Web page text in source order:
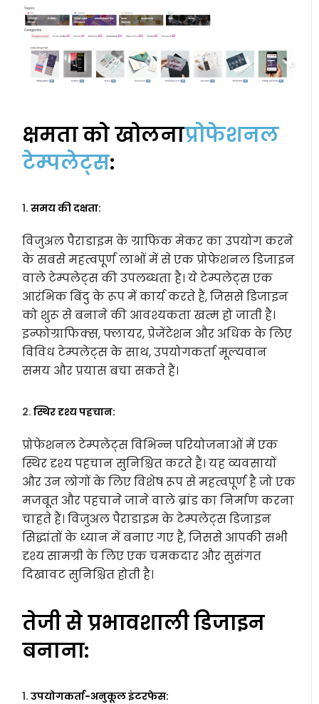
क्षमता को खोलनाप्रोफेशनल
टेम्पलेट्स:
1.समय की दक्षता:
विजुअल पैराडाइम के ग्राफिक मेकर का उपयोग करने
के सबसे महत्वपूर्ण लाभों में से एक प्रोफेशनल डिजाइन
वाले टेम्पलेट्स की उपलब्धता है। ये टेम्पलेट्स एक
आरंभिक बिंदु के रूप में कार्य करते हैं, जिससे डिजाइन
को शुरू से बनाने की आवश्यकता खत्म हो जाती है।
इन्फोग्राफिक्स, फ्लायर, प्रेजेंटेशन और अधिक के लिए
विविध टेम्पलेट्स के साथ, उपयोगकर्ता मूल्यवान
समय और प्रयास बचा सकते हैं।
2.स्थिर दृश्य पहचान:
प्रोफेशनल टेम्पलेट्स विभिन्न परियोजनाओं में एक
स्थिर दृश्य पहचान सुनिश्चित करते हैं। यह व्यवसायों
और उन लोगों के लिए विशेष रूप से महत्वपूर्ण है जो एक
मजबूत और पहचाने जाने वाले ब्रांड का निर्माण करना
चाहते हैं। विजुअल पैराडाइम के टेम्पलेट्स डिजाइन
सिद्धांतों के ध्यान में बनाए गए हैं, जिससे आपकी सभी
दृश्य सामग्री के लिए एक चमकदार और सुसंगत
दिखावट सुनिश्चित होती है।
तेजी से प्रभावशाली डिजाइन
बनाना:
1.उपयोगकर्ता-अनुकूल इंटरफेस: